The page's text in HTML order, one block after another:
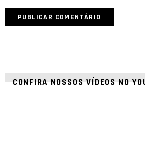
CONFIRA NOSSOS VÍDEOS NO